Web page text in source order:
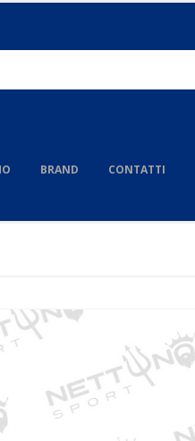
BRAND CONTATTI